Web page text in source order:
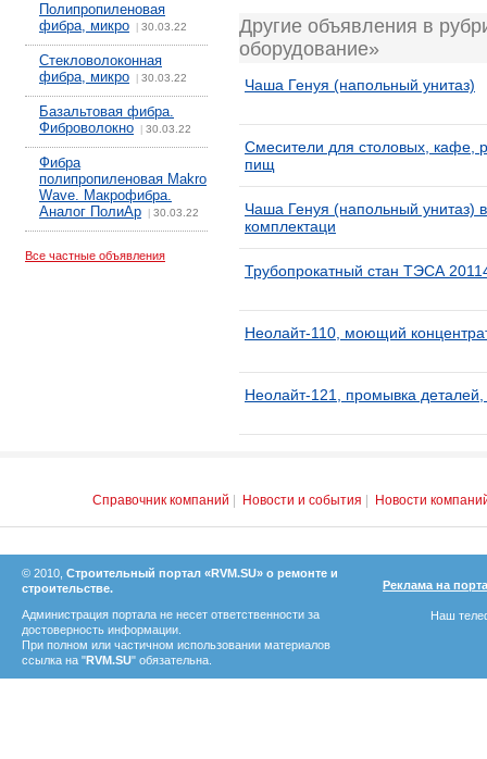
Полипропиленовая
фибра, микро
30.03.22
Стекловолоконная
фибра, микро
30.03.22
Базальтовая фибра.
Фиброволокно
30.03.22
Фибра
полипропиленовая Makro
Wave. Макрофибра.
Аналог ПолиАр
30.03.22
Все частные объявления
Другие объявления в
оборудование»
Чаша Генуя (напольный унитаз)
Смесители для столовых, кафе,
пищ
Чаша Генуя (напольный унитаз)
комплектаци
Трубопрокатный стан ТЭСА
Неолайт-110, моющий
Неолайт-121, промывка деталей,
Справочник компаний Новости и события Новости
© 2010, Строительный портал «RVM.SU» о ремонте и
строительстве.
Администрация портала не несет ответственности за
достоверность информации.
При полном или частичном использовании материалов
ссылка на "RVM.SU" обязательна.
Реклама на
Наш